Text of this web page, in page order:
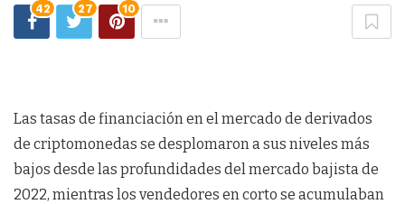
42 27 10
Las tasas de financiación en el mercado de derivados
de criptomonedas se desplomaron a sus niveles más
bajos desde las profundidades del mercado bajista de
2022, mientras los vendedores en corto se acumulaban